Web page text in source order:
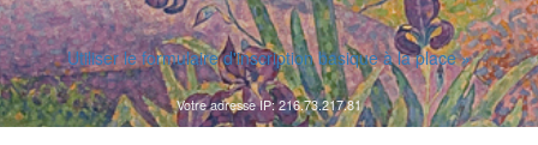
Utiliser le formulaire d'inscription basique à la place »
Votre adresse IP: 216.73.217.81